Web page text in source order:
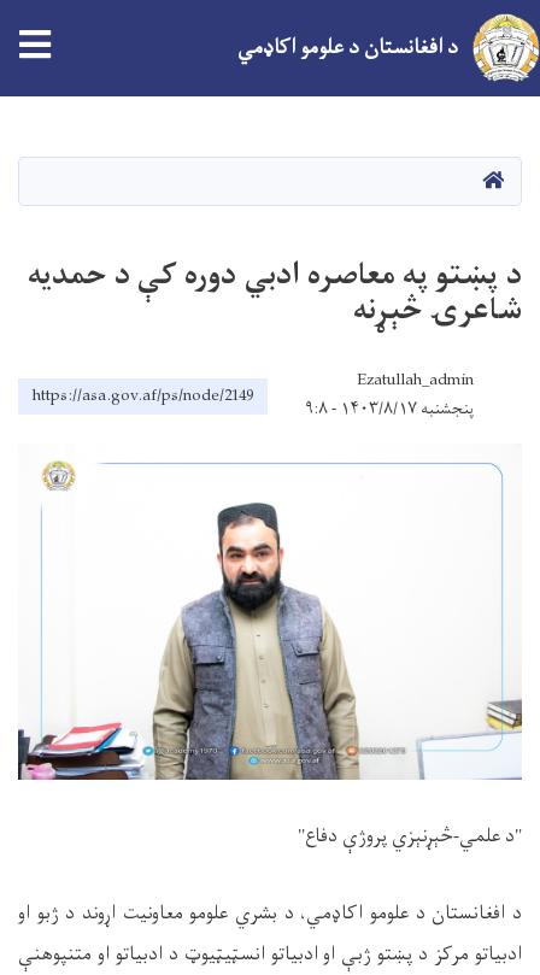
د افغانستان د علومو اکاډمي
کور
د پښتو په معاصره ادبي دوره کې د حمدیه
شاعرۍ څېړنه
Ezatullah_admin
پنجشنبه ۱۴۰۳/۸/۱۷ - ۹:۸
https://asa.gov.af/ps/node/2149
"د علمي-څېړنېزي پروژې دفاع"
د افغانستان د علومو اکاډمي، د بشري علومو معاونيت اړوند د ژبو او
ادبیاتو مرکز د پښتو ژبې او ادبیاتو انسټیټیوټ د ادبیاتو او متنپوهنې